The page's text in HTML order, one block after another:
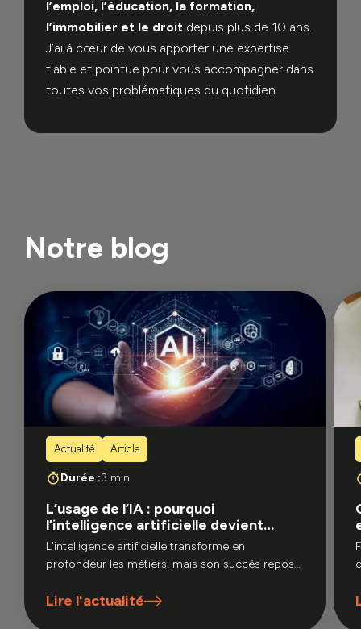
l’emploi, l’éducation, la formation,
l’immobilier et le droit depuis plus de 10 ans.
J’ai à cœur de vous apporter une expertise
fiable et pointue pour vous accompagner dans
toutes vos problématiques du quotidien.
Notre blog
Actualité Article
Durée :3 min
L’usage de l’IA : pourquoi
l’intelligence artificielle devient
incontournable en entreprise ?
L'intelligence artificielle transforme en
profondeur les métiers, mais son succès repose
devenue indispensable et comment Evocime
Lire l'actualité